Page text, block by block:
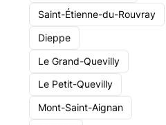
Saint-Étienne-du-Rouvray
Dieppe
Le Grand-Quevilly
Le Petit-Quevilly
Mont-Saint-Aignan
Auguste
Patrimoine
nationale
Excellence